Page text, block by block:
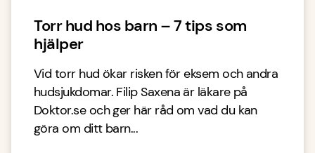
Torr hud hos barn – 7 tips som
hjälper
Vid torr hud ökar risken för eksem och andra
hudsjukdomar. Filip Saxena är läkare på
Doktor.se och ger här råd om vad du kan
göra om ditt barn...